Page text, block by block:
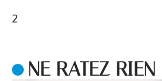
2
NE RATEZ